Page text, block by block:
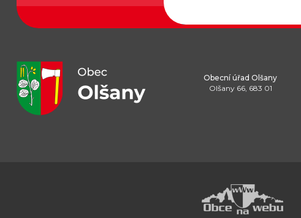
Obecní úřad Olšany
Olšany 66, 683 01